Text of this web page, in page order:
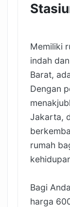
Memiliki
indah
Barat,
Dengan
Jakarta,
rumah
Bagi
harga